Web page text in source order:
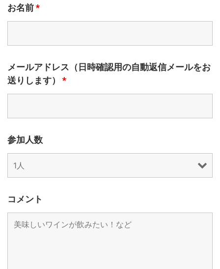
お名前*
メールアドレス（日時確認用の自動返信メールをお
送りします） *
参加人数
コメント